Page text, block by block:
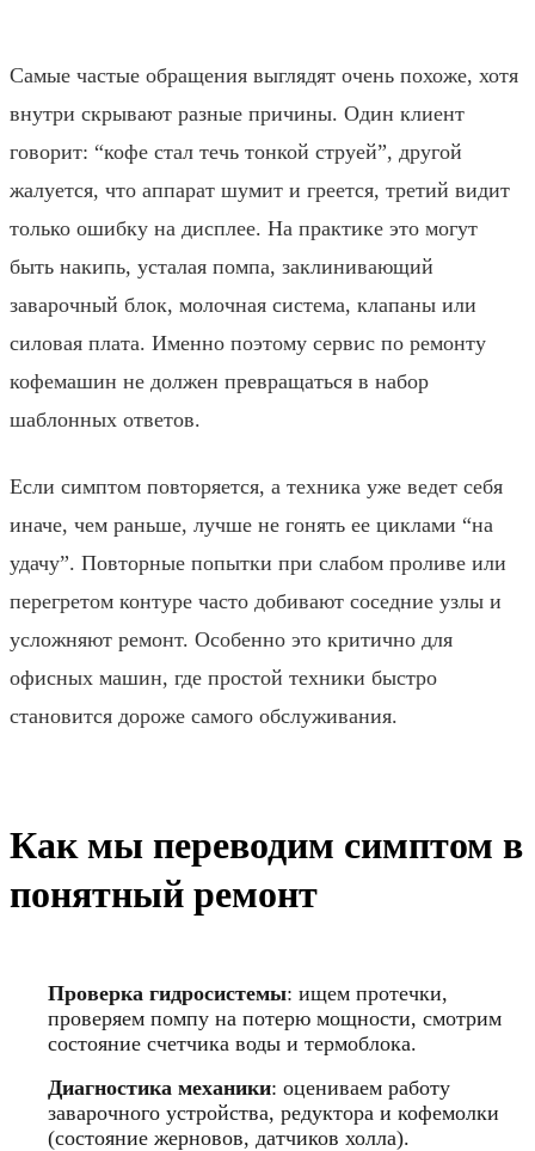
Самые частые обращения выглядят очень похоже, хотя
внутри скрывают разные причины. Один клиент
говорит: “кофе стал течь тонкой струей”, другой
жалуется, что аппарат шумит и греется, третий видит
только ошибку на дисплее. На практике это могут
быть накипь, усталая помпа, заклинивающий
заварочный блок, молочная система, клапаны или
силовая плата. Именно поэтому сервис по ремонту
кофемашин не должен превращаться в набор
шаблонных ответов.
Если симптом повторяется, а техника уже ведет себя
иначе, чем раньше, лучше не гонять ее циклами “на
удачу”. Повторные попытки при слабом проливе или
перегретом контуре часто добивают соседние узлы и
усложняют ремонт. Особенно это критично для
офисных машин, где простой техники быстро
становится дороже самого обслуживания.
Как мы переводим симптом в
понятный ремонт
Проверка гидросистемы: ищем протечки,
проверяем помпу на потерю мощности, смотрим
состояние счетчика воды и термоблока.
Диагностика механики: оцениваем работу
заварочного устройства, редуктора и кофемолки
(состояние жерновов, датчиков холла).